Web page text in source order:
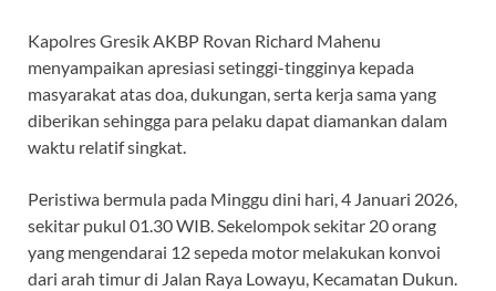
Kapolres Gresik AKBP Rovan Richard Mahenu
menyampaikan apresiasi setinggi-tingginya kepada
masyarakat atas doa, dukungan, serta kerja sama yang
diberikan sehingga para pelaku dapat diamankan dalam
waktu relatif singkat.
Peristiwa bermula pada Minggu dini hari, 4 Januari 2026,
sekitar pukul 01.30 WIB. Sekelompok sekitar 20 orang
yang mengendarai 12 sepeda motor melakukan konvoi
dari arah timur di Jalan Raya Lowayu, Kecamatan Dukun.